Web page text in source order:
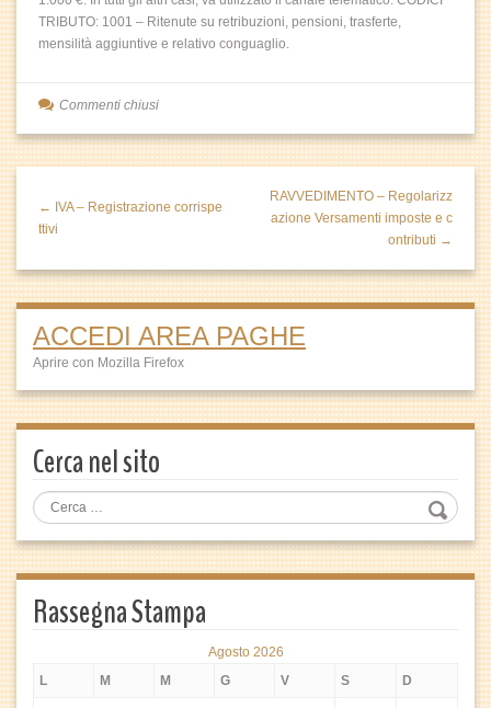
TRIBUTO: 1001 – Ritenute su retribuzioni, pensioni, trasferte,
mensilità aggiuntive e relativo conguaglio.
Commenti chiusi
← IVA – Registrazione corrispe
ttivi
RAVVEDIMENTO – Regolarizz
azione Versamenti imposte e c
ontributi →
ACCEDI AREA PAGHE
Aprire con Mozilla Firefox
Cerca nel sito
Rassegna Stampa
Agosto 2026
L
M M G V S D